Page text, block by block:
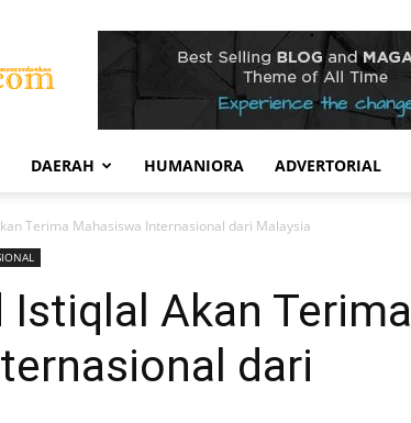
DAERAH HUMANIORA ADVERTORIAL
Terima Mahasiswa Internasional dari Malaysia
Istiqlal Akan Terima
dari